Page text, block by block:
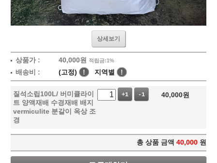
상세보기
상품가 : 40,000원 적립금:1%
배송비 : (고정) ! 지역별 !
질석소립100L/ 버미큘라이
트 양액재배 수경재배 배지
vermiculite 분갈이 옥상 조
경
+1 -1 40,000원
총 상품 금액 40,000 원